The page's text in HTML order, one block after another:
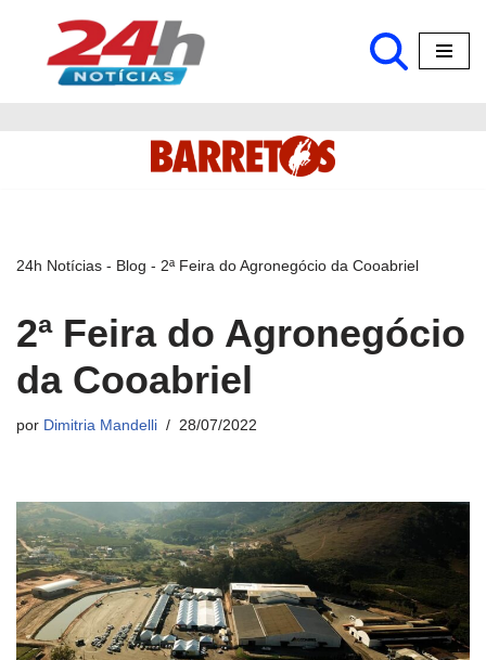
Pular
24h Notícias - Blog - 2ª Feira do Agronegócio da Cooabriel
2ª Feira do Agronegócio
da Cooabriel
por Dimitria Mandelli 28/07/2022